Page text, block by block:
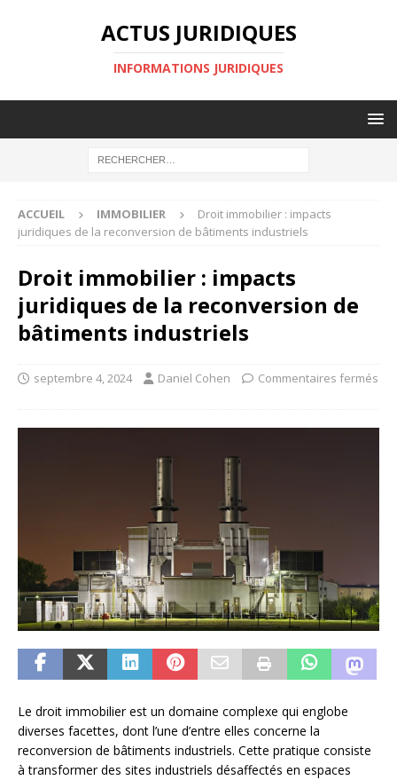
ACTUS JURIDIQUES
INFORMATIONS JURIDIQUES
ACCUEIL IMMOBILIER
Droit immobilier : impacts
juridiques de la reconversion de bâtiments industriels
Droit immobilier : impacts
juridiques de la reconversion de
bâtiments industriels
septembre 4, 2024 Daniel Cohen Commentaires fermés
Le droit immobilier est un domaine complexe qui englobe
diverses facettes, dont l’une d’entre elles concerne la
reconversion de bâtiments industriels. Cette pratique consiste
à transformer des sites industriels désaffectés en espaces